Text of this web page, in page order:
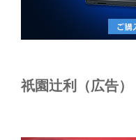
祇園辻利（広告）